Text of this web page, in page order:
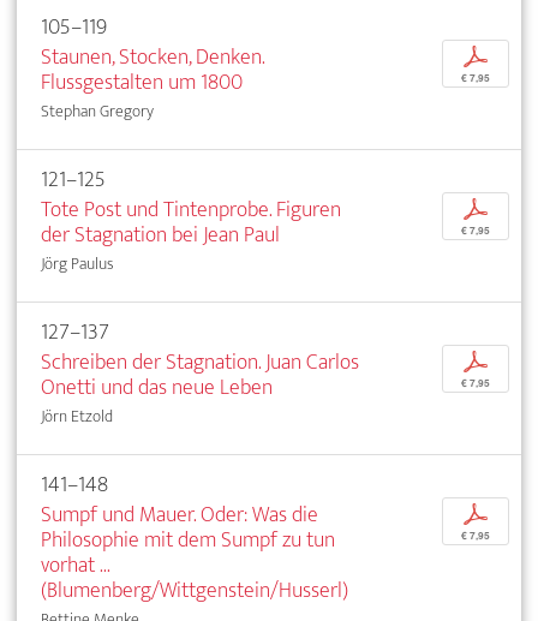
105–119
Staunen, Stocken, Denken.
Flussgestalten um 1800
Stephan Gregory
p
€ 7,95
121–125
Tote Post und Tintenprobe. Figuren
der Stagnation bei Jean Paul
Jörg Paulus
p
€ 7,95
127–137
Schreiben der Stagnation. Juan Carlos
Onetti und das neue Leben
Jörn Etzold
p
€ 7,95
141–148
Sumpf und Mauer. Oder: Was die
Philosophie mit dem Sumpf zu tun
vorhat ...
(Blumenberg/Wittgenstein/Husserl)
p
€ 7,95